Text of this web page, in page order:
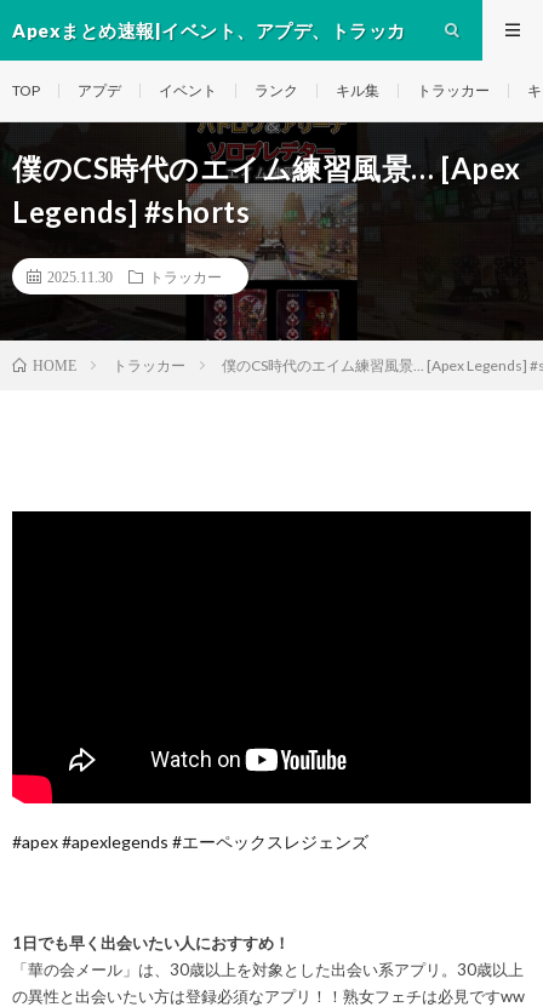
Apexまとめ速報|イベント、アプデ、トラッカ
TOP アプデ イベント ランク キル集 トラッカー
僕のCS時代のエイム練習風景… [Apex
Legends] #shorts
2025.11.30 トラッカー
HOME トラッカー 僕のCS時代のエイム練習風景... [Apex Legends]
#apex #apexlegends #エーペックスレジェンズ
1日でも早く出会いたい人におすすめ！
「華の会メール」は、30歳以上を対象とした出会い系アプリ。30歳以上
の異性と出会いたい方は登録必須なアプリ！！ 熟女フェチは必見ですww